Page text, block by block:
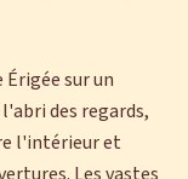
sur un
des regards,
l'intérieur et